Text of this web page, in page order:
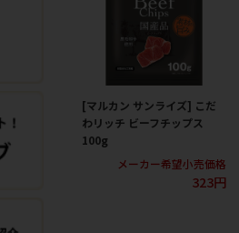
[マルカン サンライズ] こだ
わリッチ ビーフチップス
100g
メーカー希望小売価格
323円